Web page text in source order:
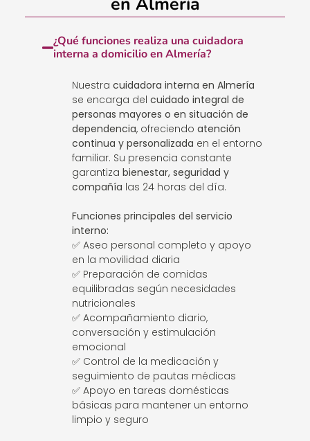
¿Qué funciones realiza una cuidadora
interna a domicilio en Almería?
Nuestra cuidadora interna en Almería
se encarga del cuidado integral de
personas mayores o en situación de
dependencia, ofreciendo atención
continua y personalizada en el entorno
familiar. Su presencia constante
garantiza bienestar, seguridad y
compañía las 24 horas del día.
Funciones principales del servicio
interno:
✅ Aseo personal completo y apoyo
en la movilidad diaria
✅ Preparación de comidas
equilibradas según necesidades
nutricionales
✅ Acompañamiento diario,
conversación y estimulación
emocional
✅ Control de la medicación y
seguimiento de pautas médicas
✅ Apoyo en tareas domésticas
básicas para mantener un entorno
limpio y seguro